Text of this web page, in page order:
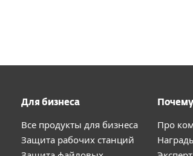
Для бизнеса
Все продукты для бизнеса
Защита рабочих станций
Почему
Про